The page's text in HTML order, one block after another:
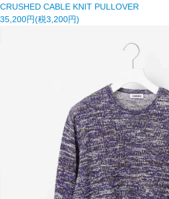
CRUSHED CABLE KNIT PULLOVER
35,200円(税3,200円)